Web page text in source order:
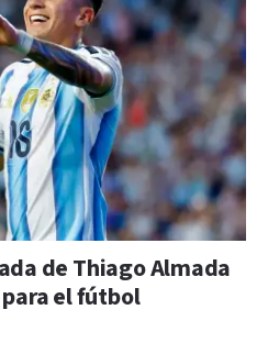
de Thiago Almada
el fútbol